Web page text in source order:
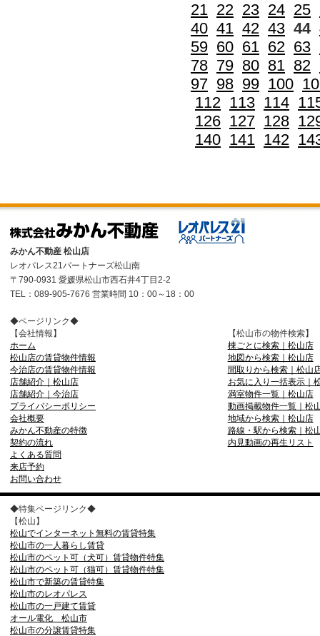
21 22 23 24 25
40 41 42 43 44
59 60 61 62 63
78 79 80 81 82
97 98 99 100
112 113 114
126 127 128
140 141 142
みかん不動産 松山店
レオパレス21パートナーズ松山南
〒790-0931 愛媛県松山市西石井4丁目2-2
TEL：089-905-7676 営業時間 10：00～18：00
◆ページリンク◆
【会社情報】
ホーム
松山店の賃貸物件情報
今治店の賃貸物件情報
店舗紹介｜松山店
店舗紹介｜今治店
プライバシーポリシー
会社概要
みかん不動産の特徴
契約の流れ
よくある質問
来店予約
お問い合わせ
【松山市の物件検索】
棟ごとに検索｜松山店
地図から検索｜松山店
間取りから検索｜松山
お気に入り一括表示｜
満室物件一覧｜松山店
動画掲載物件一覧｜松
地域から検索｜松山店
路線・駅から検索｜松
内見動画の再生リスト
◆特集ページリンク◆
【松山】
松山でインターネット無料の賃貸特集
松山市の一人暮らし賃貸
松山市のペット可（犬可）賃貸物件特集
松山市のペット可（猫可）賃貸物件特集
松山市で新築の賃貸特集
松山市のレオパレス
松山市の一戸建て賃貸
オール電化 松山市
松山市の分譲賃貸特集